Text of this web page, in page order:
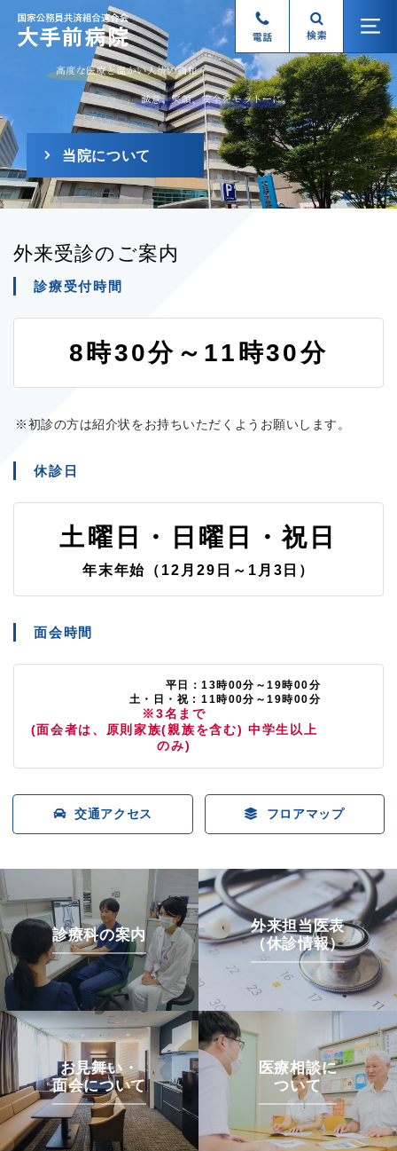
当院について
外来受診のご案内
診療受付時間
8時30分～11時30分
初診の方は紹介状をお持ちいただくようお願いします。
休診日
土曜日・日曜日・祝日
年末年始（12月29日～1月3日）
面会時間
平日：13時00分～19時00分
土・日・祝 : 11時00分～19時00分
※3名まで
(面会者は、原則家族(親族を含む) 中学生以上
のみ)
交通アクセス フロアマップ
診療科の案内
外来担当医表
（休診情報）
お見舞い・
面会について
医療相談に
ついて